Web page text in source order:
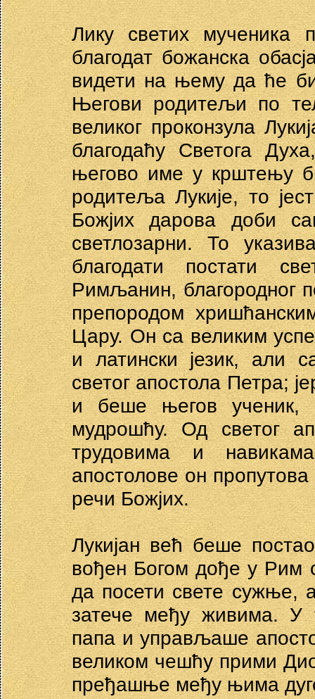
Лику светих мученика
благодат божанска
видети на њему да ће
Његови родитељи по
великог проконзула
благодаћу Светога
његово име у крштењу
родитеља Лукије, то
Божјих дарова доби
светлозарни. То
благодати постати
Римљанин, благородног
препородом
Цару. Он са великим
и латински језик, али
светог апостола Петра;
и беше његов ученик,
мудрошћу. Од светог
трудовима и
апостолове он
речи Божјих.
Лукијан већ беше
вођен Богом дође у Рим
да посети свете сужње,
затече међу живима.
папа и управљаше
великом чешћу прими
пређашње међу њима